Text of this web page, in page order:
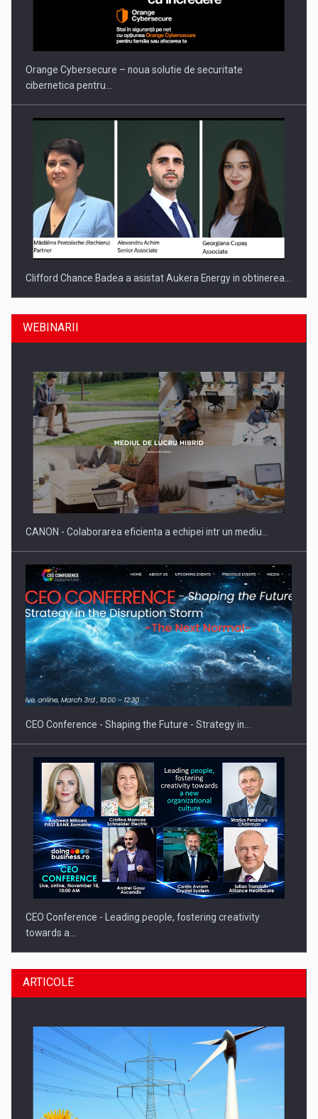
Orange Cybersecure – noua solutie de securitate
cibernetica pentru…
Clifford Chance Badea a asistat Aukera Energy in obtinerea…
SAPTE PERSONALITATI DIN MEDIUL DE AFACERI, ACADEMIC
SI INSTITUTIONAL…
Hard Enduro Piatra Craiului 2026, fueled by benzinariile RO…
WEBINARII
CANON - Colaborarea eficienta a echipei intr un mediu…
CEO Conference - Shaping the Future - Strategy in…
CEO Conference - Leading people, fostering creativity
towards a…
ARTICOLE